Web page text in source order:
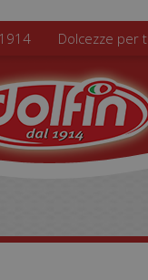
Dolcezze per